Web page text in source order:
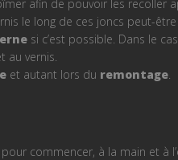
afin de pouvoir les recoller
le long de ces joncs peut-
si c’est possible. Dans le
vernis.
et autant lors du remontage
pour commencer, à la main et à